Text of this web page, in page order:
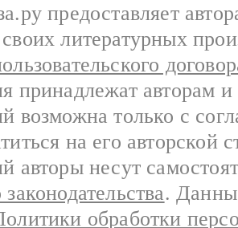
предоставляет
литературных
принадлежат авторам
возможна только с
на его авторской
авторы несут
.
обработки